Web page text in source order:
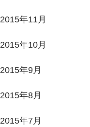
2015年11月
2015年10月
2015年9月
2015年8月
2015年7月